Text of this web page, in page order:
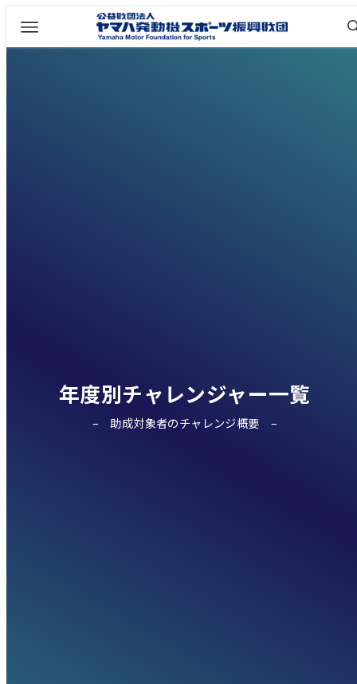
年度別チャレンジャー一覧
助成対象者のチャレンジ概要